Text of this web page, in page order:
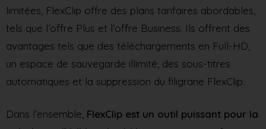
limitées, FlexClip offre des plans tarifaires abordables,
tels que l’offre Plus et l’offre Business. Ils offrent des
avantages tels que des téléchargements en Full-HD,
un espace de sauvegarde illimité, des sous-titres
automatiques et la suppression du filigrane FlexClip.
Dans l’ensemble, FlexClip est un outil puissant pour la